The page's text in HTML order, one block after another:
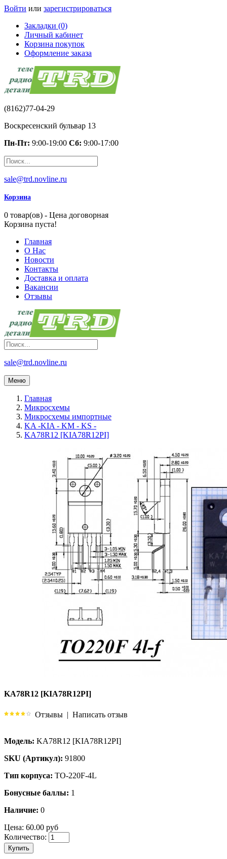
Войти или зарегистрироваться
Закладки (0)
Личный кабинет
Корзина покупок
Оформление заказа
(8162)77-04-29
Воскресенский бульвар 13
Пн-Пт: 9:00-19:00 Сб: 9:00-17:00
sale@trd.novline.ru
Корзина
0 товар(ов) - Цена договорная
Корзина пуста!
Главная
О Нас
Новости
Контакты
Доставка и оплата
Вакансии
Отзывы
sale@trd.novline.ru
Меню
Главная
Микросхемы
Микросхемы импортные
KA -KIA - KM - KS -
KA78R12 [KIA78R12PI]
KA78R12 [KIA78R12PI]
Отзывы | Написать отзыв
Модель: KA78R12 [KIA78R12PI]
SKU (Артикул): 91800
Тип корпуса: TO-220F-4L
Бонусные баллы: 1
Наличие: 0
Цена: 60.00 руб
Количество:
Купить